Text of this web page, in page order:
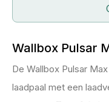
Wallbox Pulsar
De Wallbox Pulsar
laadpaal met een